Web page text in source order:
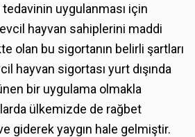
uygulanması için
hayvan sahiplerini maddi
olan bu sigortanın belirli şartları
hayvan sigortası yurt dışında
bir uygulama olmakla
ülkemizde de rağbet
giderek yaygın hale gelmiştir.